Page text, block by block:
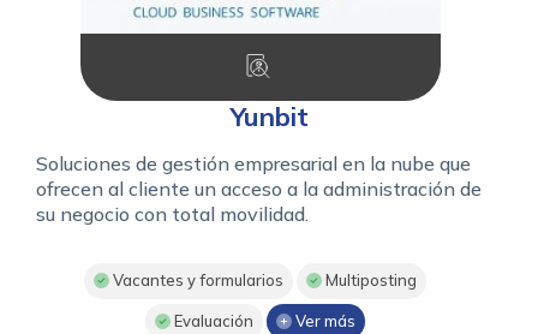
Yunbit
Soluciones de gestión empresarial en la nube que
ofrecen al cliente un acceso a la administración de
su negocio con total movilidad.
Vacantes y formularios Multiposting
Evaluación Ver más